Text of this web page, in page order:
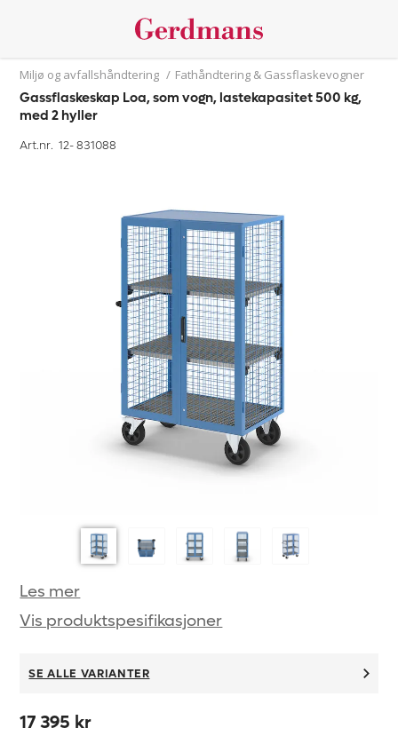
Miljø og avfallshåndtering / Fathåndtering & Gassflaskevogner
Gassflaskeskap Loa, som vogn, lastekapasitet 500 kg,
med 2 hyller
Art.nr. 12-831088
Les mer
Vis produktspesifikasjoner
SE ALLE VARIANTER
17 395 kr